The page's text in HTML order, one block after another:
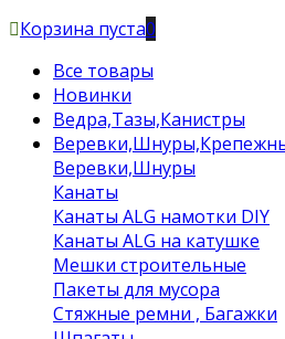
Корзина пуста0
Все товары
Новинки
Ведра,Тазы,Канистры
Веревки,Шнуры
Канаты
Канаты ALG намотки DIY
Канаты ALG на катушке
Мешки строительные
Пакеты для мусора
Стяжные ремни , Багажки